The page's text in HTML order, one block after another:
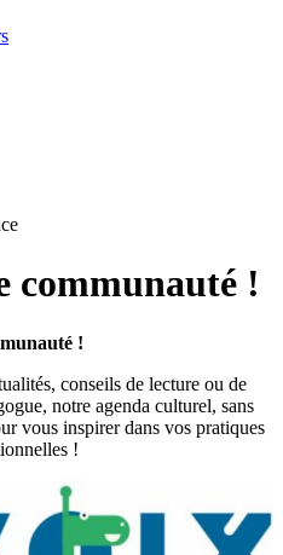
communauté !
!
conseils de lecture ou de
notre agenda culturel, sans
vous inspirer dans vos pratiques
!